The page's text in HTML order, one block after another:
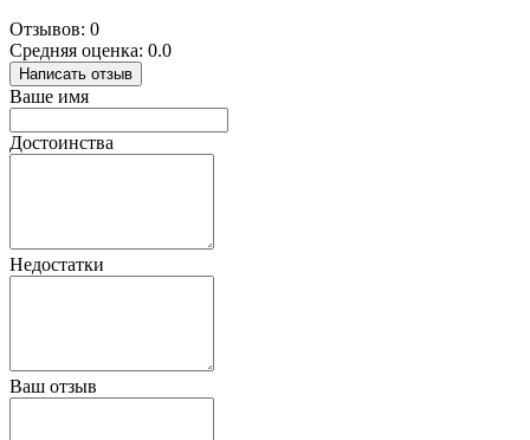
Отзывов: 0
Средняя оценка: 0.0
Написать отзыв
Ваше имя
Достоинства
Недостатки
Ваш отзыв